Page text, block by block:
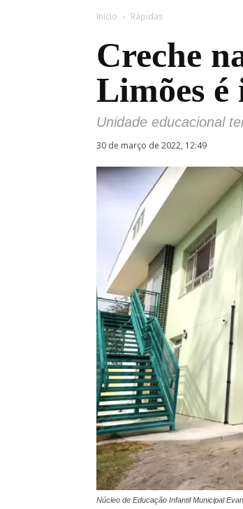
Inicio Rápidas
Creche
Limões
Unidade educacional
30 de março de 2022, 12:49
Núcleo de Educação Infantil Municipal